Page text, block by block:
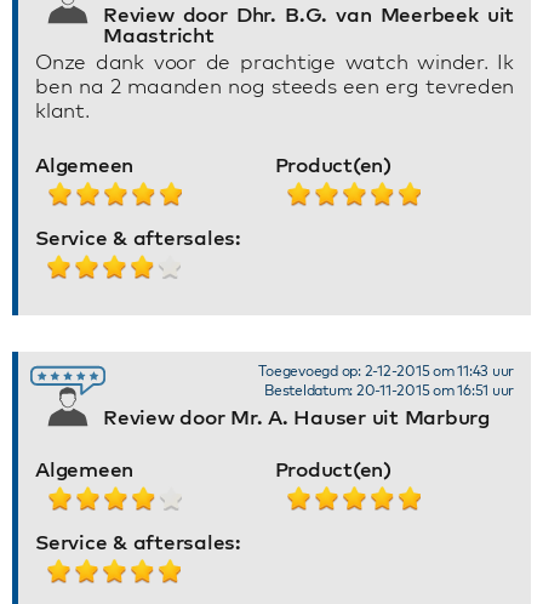
Review door Dhr. B.G. van Meerbeek uit
Maastricht
Onze dank voor de prachtige watch winder. Ik
ben na 2 maanden nog steeds een erg tevreden
klant.
Algemeen Product(en)
Service & aftersales:
Review door Mr. A. Hauser uit Marburg
Toegevoegd op: 2-12-2015 om 11:43 uur
Besteldatum: 20-11-2015 om 16:51 uur
Algemeen Product(en)
Service & aftersales: